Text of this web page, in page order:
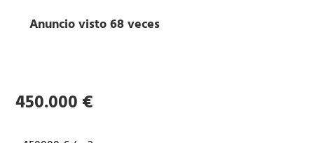
Anuncio visto 68 veces
450.000 €